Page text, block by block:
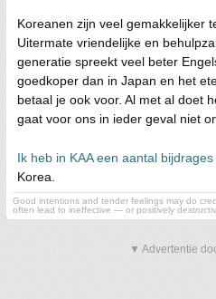
Koreanen zijn veel gemakkelijker
Uitermate vriendelijke en
generatie spreekt veel beter
goedkoper dan in Japan en het
betaal je ook voor. Al met al doet
gaat voor ons in ieder geval niet
Ik heb in KAA een aantal bijdrages
Korea.
Good intentions and tender feelings may do
often lead to ineffective — or positively
▼ Advertentie